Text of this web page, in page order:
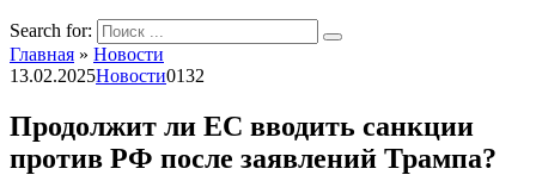
Search for:
Главная » Новости
13.02.2025Новости0132
Продолжит ли ЕС вводить санкции
против РФ после заявлений Трампа?